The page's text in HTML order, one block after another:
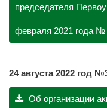
председателя
февраля 2021 года №
24 августа 2022 год
Об организации